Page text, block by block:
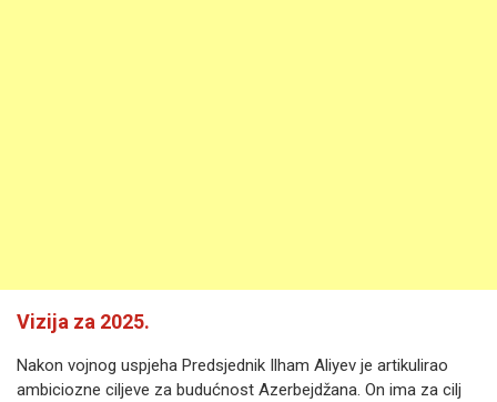
Vizija za 2025.
Nakon vojnog uspjeha Predsjednik Ilham Aliyev je artikulirao
ambiciozne ciljeve za budućnost Azerbejdžana. On ima za cilj